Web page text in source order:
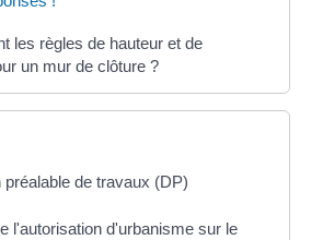
les règles de hauteur et de
un mur de clôture ?
préalable de travaux (DP)
l'autorisation d'urbanisme sur le